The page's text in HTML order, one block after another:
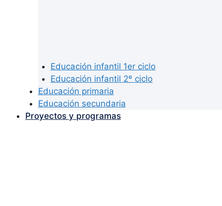
Educación infantil 1er ciclo
Educación infantil 2º ciclo
Educación primaria
Educación secundaria
Proyectos y programas